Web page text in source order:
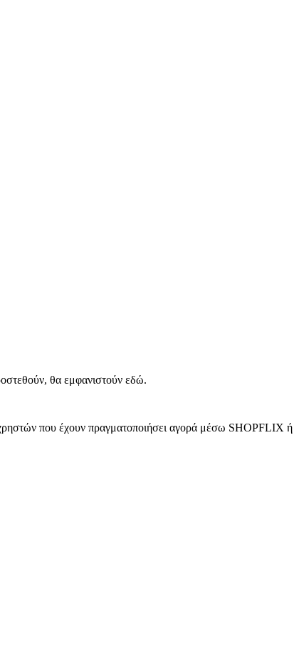
θα εμφανιστούν εδώ.
που έχουν πραγματοποιήσει αγορά μέσω SHOPFLIX ή